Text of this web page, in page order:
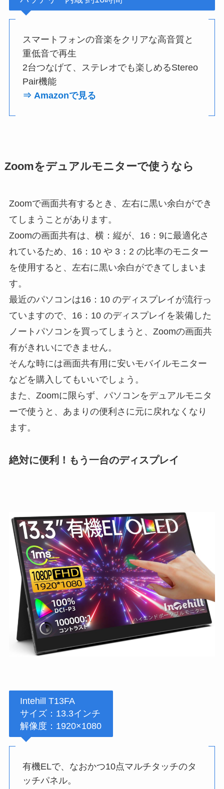
スマートフォンの音楽をクリアな高音質と
重低音で再生
2台つなげて、ステレオでも楽しめるStereo
Pair機能
⇒ Amazonで見る
Zoomをデュアルモニターで使うなら
Zoomで画面共有するとき、左右に黒い余白ができ
てしまうことがあります。
Zoomの画面共有は、横：縦が、16：9に最適化さ
れているため、16：10 や 3：2 の比率のモニター
を使用すると、左右に黒い余白ができてしまいま
す。
最近のパソコンは16：10 のディスプレイが流行っ
ていますので、16：10 のディスプレイを装備した
ノートパソコンを買ってしまうと、Zoomの画面共
有がきれいにできません。
そんな時には画面共有用に安いモバイルモニター
などを購入してもいいでしょう。
また、Zoomに限らず、パソコンをデュアルモニタ
ーで使うと、あまりの便利さに元に戻れなくなり
ます。
絶対に便利！もう一台のディスプレイ
Intehill T13FA
サイズ：13.3インチ
解像度：1920×1080
有機ELで、なおかつ10点マルチタッチのタ
ッチパネル。